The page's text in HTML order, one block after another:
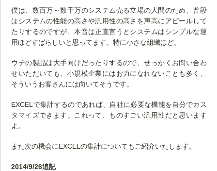
僕は、数百万～数千万のシステム売る立場の人間のため、普段
はシステムの性能の高さや汎用性の高さを声高にアピールして
たりするのですが、本音は正直言うとシステムはシンプルな運
用ほどすばらしいと思ってます。特に小さな組織ほど。
ウチの製品は大手向けだったりするので、せっかくお問い合わ
せいただいても、小規模企業にはお力になれないことも多く、
そういうお客さんには向いてそうです。
EXCELで集計するのであれば、自社に必要な機能を自分でカス
タマイズできます。これって、ものすごい汎用性だと思います
よ。
また次の機会にEXCELの集計についてもご紹介いたします。
2014/9/26追記